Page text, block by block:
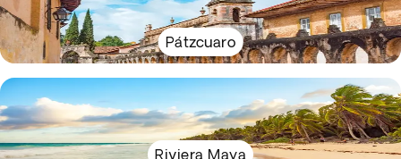
Pátzcuaro
Riviera Maya